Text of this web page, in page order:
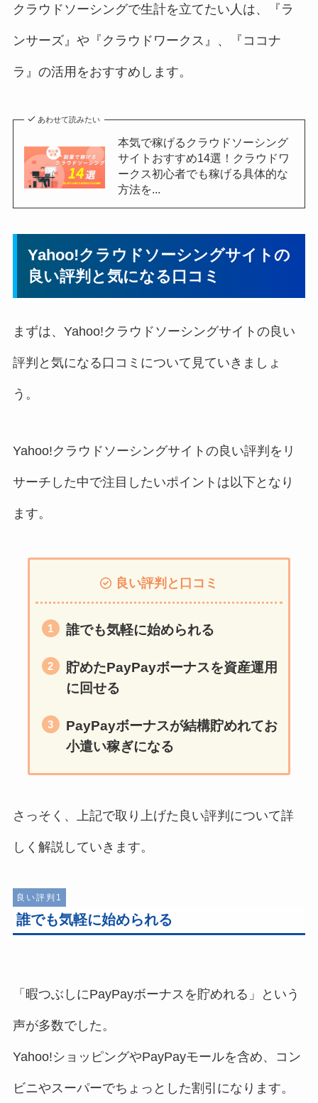
クラウドソーシングで生計を立てたい人は、『ラ
ンサーズ』や『クラウドワークス』、『ココナ
ラ』の活用をおすすめします。
あわせて読みたい
本気で稼げるクラウドソーシング
サイトおすすめ14選！クラウドワ
ークス初心者でも稼げる具体的な
方法を...
Yahoo!クラウドソーシングサイトの
良い評判と気になる口コミ
まずは、Yahoo!クラウドソーシングサイトの良い
評判と気になる口コミについて見ていきましょ
う。
Yahoo!クラウドソーシングサイトの良い評判をリ
サーチした中で注目したいポイントは以下となり
ます。
良い評判と口コミ
誰でも気軽に始められる
貯めたPayPayボーナスを資産運用
に回せる
PayPayボーナスが結構貯めれてお
小遣い稼ぎになる
さっそく、上記で取り上げた良い評判について詳
しく解説していきます。
良い評判1
誰でも気軽に始められる
「暇つぶしにPayPayボーナスを貯めれる」という
声が多数でした。
Yahoo!ショッピングやPayPayモールを含め、コン
ビニやスーパーでちょっとした割引になります。